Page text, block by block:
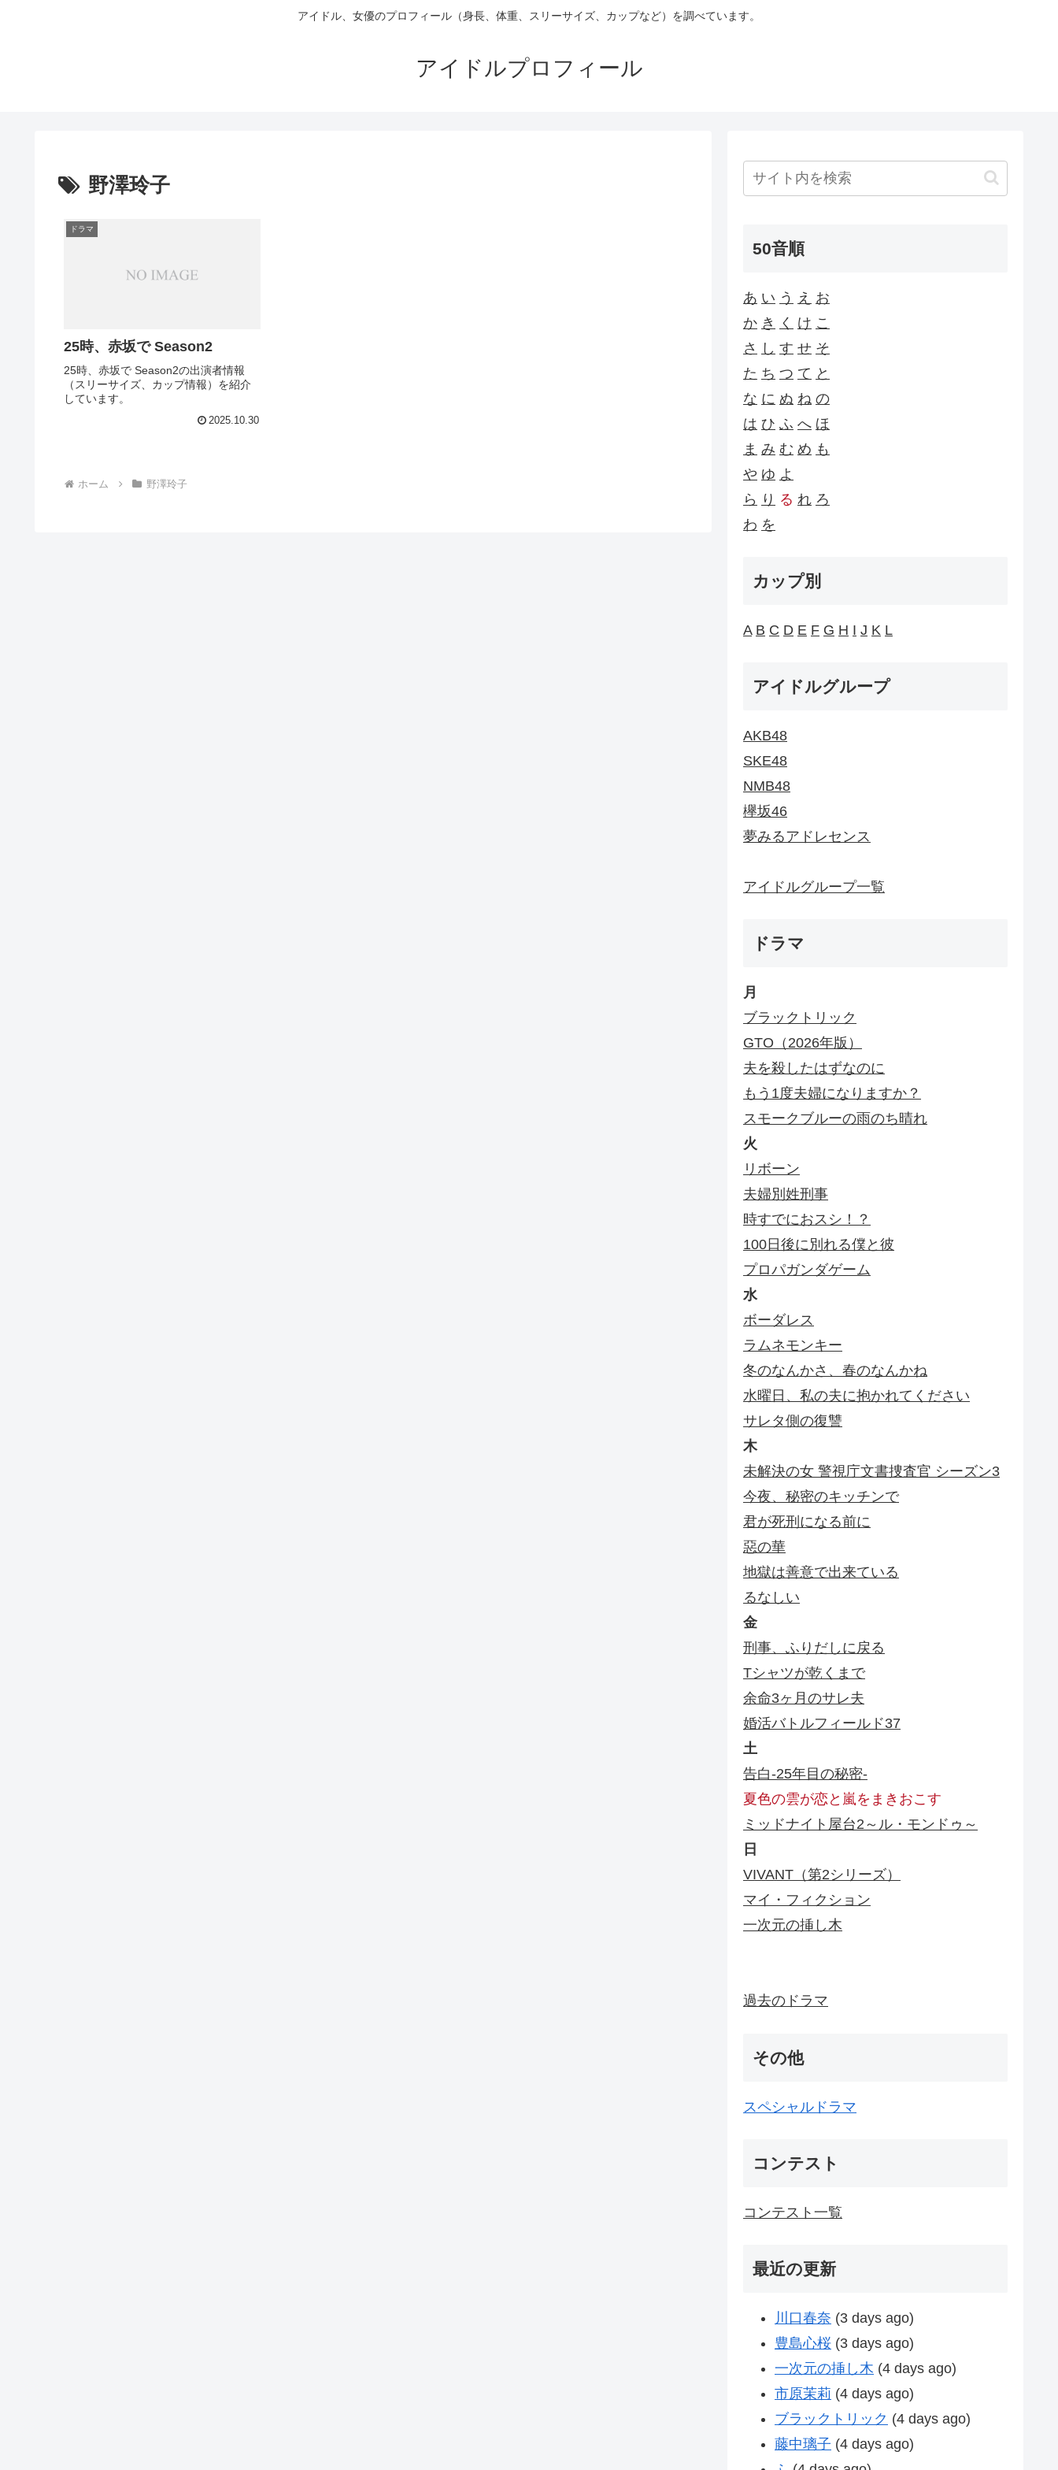
アイドル、女優のプロフィール（身長、体重、スリーサイズ、カップなど）を調べています。
アイドルプロフィール
野澤玲子
ドラマ
25時、赤坂で Season2
25時、赤坂で Season2の出演者情報
（スリーサイズ、カップ情報）を紹介
しています。
2025.10.30
ホーム 野澤玲子
50音順
あ い う え お
か き く け こ
さ
し す せ そ
た ち つ て と
な に ぬ ね の
は ひ ふ へ ほ
ま み む め も
や ゆ よ
ら り る れ ろ
わ を
カップ別
A B C D E F G H I J K L
アイドルグループ
AKB48
SKE48
NMB48
欅坂46
夢みるアドレセンス
アイドルグループ一覧
ドラマ
月
ブラックトリック
GTO（2026年版）
夫を殺したはずなのに
もう1度夫婦になりますか？
スモークブルーの雨のち晴れ
火
リボーン
夫婦別姓刑事
時すでにおスシ！？
100日後に別れる僕と彼
プロパガンダゲーム
水
ボーダレス
ラムネモンキー
冬のなんかさ、春のなんかね
水曜日、私の夫に抱かれてください
サレタ側の復讐
木
未解決の女 警視庁文書捜査官 シーズン3
今夜、秘密のキッチンで
君が死刑になる前に
惡の華
地獄は善意で出来ている
るなしい
金
刑事、ふりだしに戻る
Tシャツが乾くまで
余命3ヶ月のサレ夫
婚活バトルフィールド37
土
告白-25年目の秘密-
夏色の雲が恋と嵐をまきおこす
ミッドナイト屋台2～ル・モンドゥ～
日
VIVANT（第2シリーズ）
マイ・フィクション
一次元の挿し木
過去のドラマ
その他
スペシャルドラマ
コンテスト
コンテスト一覧
最近の更新
川口春奈 (3 days ago)
豊島心桜 (3 days ago)
一次元の挿し木 (4 days ago)
市原茉莉 (4 days ago)
ブラックトリック (4 days ago)
藤中璃子 (4 days ago)